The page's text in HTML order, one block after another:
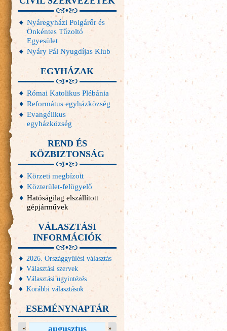
Nyáregyházi Polgárőr és
Önkéntes Tűzoltó
Egyesület
Nyáry Pál Nyugdíjas Klub
EGYHÁZAK
Római Katolikus Plébánia
Református egyházközség
Evangélikus
egyházközség
REND ÉS
KÖZBIZTONSÁG
Körzeti megbízott
Közterület-felügyelő
Hatóságilag elszállított
gépjárművek
VÁLASZTÁSI
INFORMÁCIÓK
2026. Országgyűlési választás
Választási szervek
Választási ügyintézés
Korábbi választások
ESEMÉNYNAPTÁR
augusztus
« »